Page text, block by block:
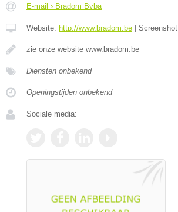
E-mail › Bradom Bvba
Website: http://www.bradom.be Screenshot
zie onze website www.bradom.be
Diensten onbekend
Openingstijden onbekend
Sociale media: